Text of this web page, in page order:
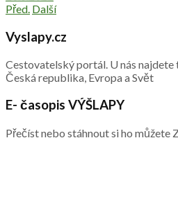
Před. Další
Vyslapy.cz
Cestovatelský portál. U nás najdete
Česká republika, Evropa a Svět
E- časopis VÝŠLAPY
Přečíst nebo stáhnout si ho můžete